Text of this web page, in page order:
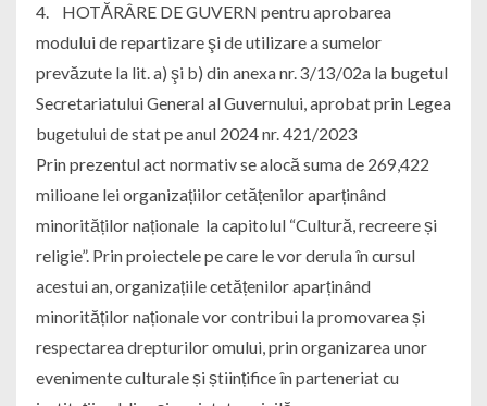
4. HOTĂRÂRE DE GUVERN pentru aprobarea
modului de repartizare şi de utilizare a sumelor
prevăzute la lit. a) şi b) din anexa nr. 3/13/02a la bugetul
Secretariatului General al Guvernului, aprobat prin Legea
bugetului de stat pe anul 2024 nr. 421/2023
Prin prezentul act normativ se alocă suma de 269,422
milioane lei organizațiilor cetățenilor aparținând
minorităților naționale la capitolul “Cultură, recreere și
religie”. Prin proiectele pe care le vor derula în cursul
acestui an, organizațiile cetățenilor aparținând
minorităților naționale vor contribui la promovarea și
respectarea drepturilor omului, prin organizarea unor
evenimente culturale și științifice în parteneriat cu